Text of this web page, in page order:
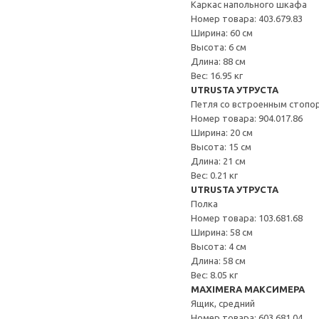
Каркас напольного шкафа
Номер товара: 403.679.83
Ширина: 60 см
Высота: 6 см
Длина: 88 см
Вес: 16.95 кг
UTRUSTA УТРУСТА
Петля со встроенным
Номер товара: 904.017.86
Ширина: 20 см
Высота: 15 см
Длина: 21 см
Вес: 0.21 кг
UTRUSTA УТРУСТА
Полка
Номер товара: 103.681.68
Ширина: 58 см
Высота: 4 см
Длина: 58 см
Вес: 8.05 кг
MAXIMERA МАКСИМЕРА
Ящик, средний